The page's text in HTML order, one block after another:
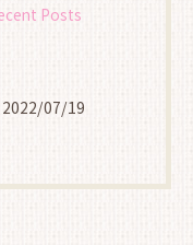
Posts
2022/07/19